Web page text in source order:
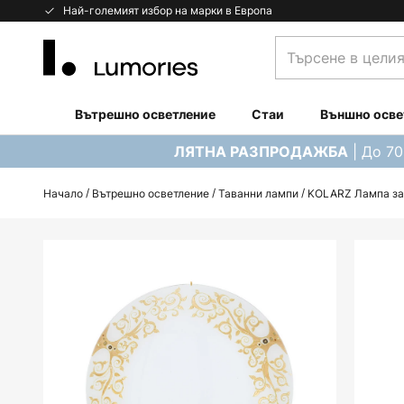
Най-големият избор на марки в Европа
Прескачане
магазин...
Вътрешно осветление Стаи Външно
ЛЯТНА РАЗПРОДАЖБА | До
Начало Вътрешно осветление Таванни лампи KOLARZ Лампа
галерията
изображенията